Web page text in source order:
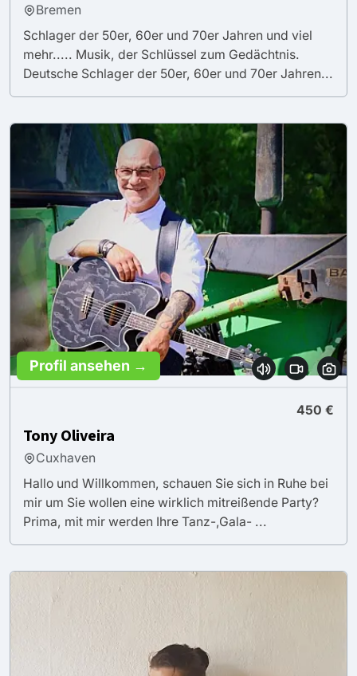
Bremen
Schlager der 50er, 60er und 70er Jahren und viel
mehr..... Musik, der Schlüssel zum Gedächtnis.
Deutsche Schlager der 50er, 60er und 70er Jahren...
Profil ansehen →
450 €
Tony Oliveira
Cuxhaven
Hallo und Willkommen, schauen Sie sich in Ruhe bei
mir um Sie wollen eine wirklich mitreißende Party?
Prima, mit mir werden Ihre Tanz-,Gala- ...